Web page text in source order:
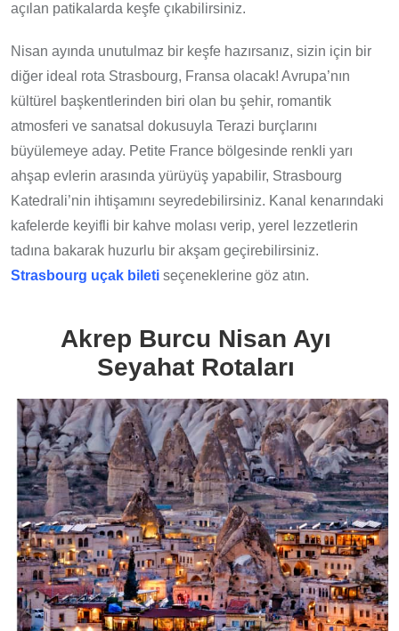
açılan patikalarda keşfe çıkabilirsiniz.
Nisan ayında unutulmaz bir keşfe hazırsanız, sizin için bir
diğer ideal rota Strasbourg, Fransa olacak! Avrupa’nın
kültürel başkentlerinden biri olan bu şehir, romantik
atmosferi ve sanatsal dokusuyla Terazi burçlarını
büyülemeye aday. Petite France bölgesinde renkli yarı
ahşap evlerin arasında yürüyüş yapabilir, Strasbourg
Katedrali’nin ihtişamını seyredebilirsiniz. Kanal kenarındaki
kafelerde keyifli bir kahve molası verip, yerel lezzetlerin
tadına bakarak huzurlu bir akşam geçirebilirsiniz.
Strasbourg uçak bileti seçeneklerine göz atın.
Akrep Burcu Nisan Ayı
Seyahat Rotaları